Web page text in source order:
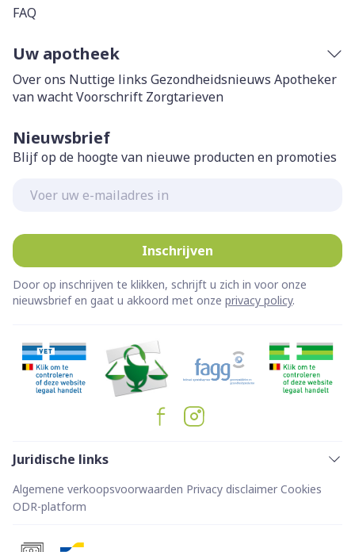
FAQ
Uw apotheek
Over ons Nuttige links Gezondheidsnieuws Apotheker
van wachtVoorschrift Zorgtarieven
Nieuwsbrief
Blijf op de hoogte van nieuwe producten en promoties
Inschrijven
Door op inschrijven te klikken, schrijft u zich in voor onze
nieuwsbrief en gaat u akkoord met onze privacy policy.
Juridische links
Algemene verkoopsvoorwaarden Privacy disclaimer Cookies
ODR-platform